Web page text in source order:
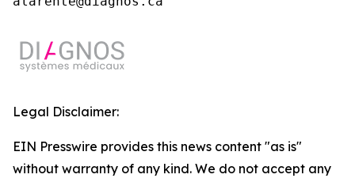
Legal Disclaimer:
EIN Presswire provides this news content "as is"
without warranty of any kind. We do not accept any